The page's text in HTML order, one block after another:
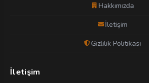
Hakkımızda
İletişim
Gizlilik Politikası
İletişim